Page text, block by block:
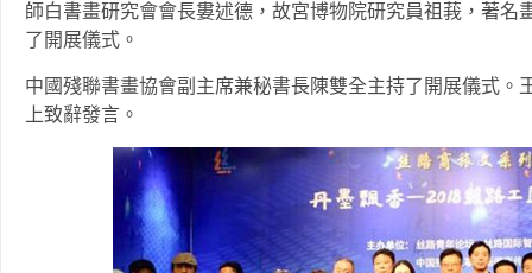
師白書畫研究會會長婁述德，故宮博物院研究員祖莪，著
了開展儀式。
中國殘聯書畫協會副主席兼秘書長陳雙全主持了開展儀式。
上致辭發言。